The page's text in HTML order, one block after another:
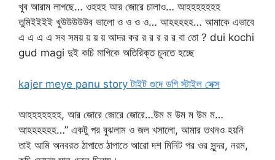
খুব আরাম লাগছে… ওহহহ আর জোরে চালাও… আহহহহহহহ
তুমিইইইই খুউউউউউব ভালো ও ও ও ও… আহহহহহ… আমাকে এভাবে
এ এ এ এ সব সময় য় য় য় আদর কর র র র র র বা তো ? dui kochi
gud magi দুই কচি মাগিকে অতিরিক্ত চুদতে হচ্ছে
kajer meye panu story টাইট গুদে ডগি স্টাইল সেক্স
আহহহহহহহ, আর জোরে জোরে জোরে…উম ম উম ম উম ম…
আহহহহহহ…” একটু পর বুঝলাম ও জল খসালো, আমার তখনও হয়নি
তাই আমি অনবরত ঠাপাতে ঠাপাতে আরো দশ মিনিট পর ওর সুন্দর, নরম,